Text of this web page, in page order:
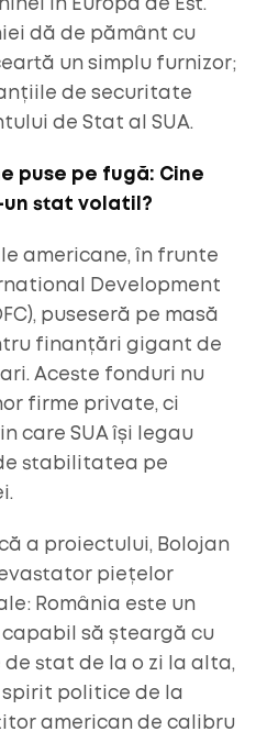
în Europa de Est.
dă de pământ cu
un simplu furnizor;
de securitate
de Stat al SUA.
puse pe fugă: Cine
stat volatil?
americane, în frunte
Development
puseseră pe masă
finanțări gigant de
Aceste fonduri nu
firme private, ci
care SUA își legau
stabilitatea pe
a proiectului, Bolojan
piețelor
România este un
să șteargă cu
stat de la o zi la alta,
spirit politice de la
american de calibru